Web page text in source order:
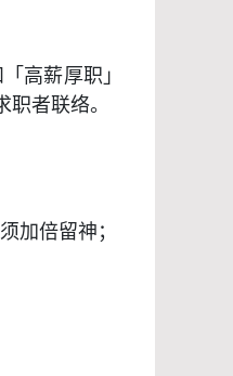
高薪厚职」
者联络。
加倍留神；